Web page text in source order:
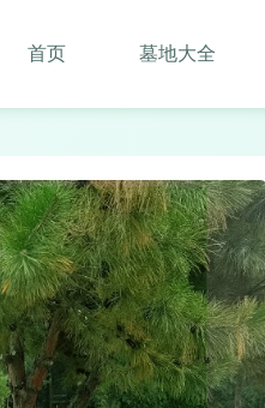
首页 墓地大全